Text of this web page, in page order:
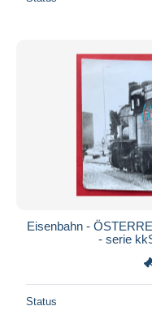
Eisenbahn -
- serie
Status